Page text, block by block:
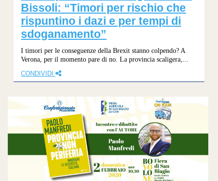
Bissoli: “Timori per rischio che
rispuntino i dazi e per tempi di
sdoganamento”
I timori per le conseguenze della Brexit stanno colpendo? A
Verona, per il momento pare di no. La provincia scaligera,...
CONDIVIDI